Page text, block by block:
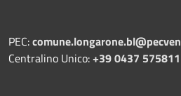
PEC:
Centralino Unico:+39 0437 575811